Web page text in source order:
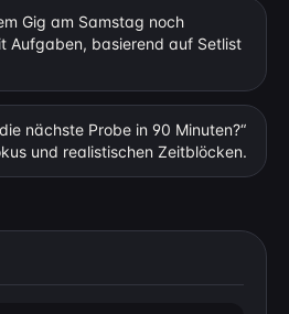
Gig am Samstag noch
Aufgaben, basierend auf Setlist
nächste Probe in 90 Minuten?“
und realistischen Zeitblöcken.